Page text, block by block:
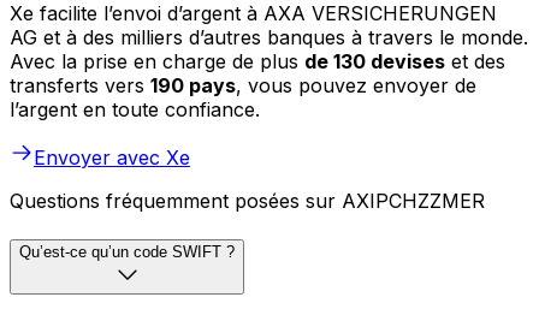
Xe facilite l’envoi d’argent à AXA VERSICHERUNGEN
AG et à des milliers d’autres banques à travers le monde.
Avec la prise en charge de plus de 130 devises et des
transferts vers 190 pays, vous pouvez envoyer de
l’argent en toute confiance.
Envoyer avec Xe
Questions fréquemment posées sur AXIPCHZZMER
Qu’est-ce qu’un code SWIFT ?